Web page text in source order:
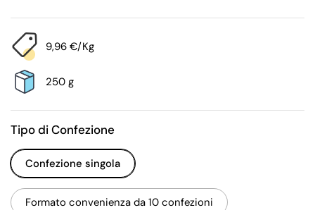
9,96 €/Kg
250 g
Tipo di Confezione
Confezione singola
Formato convenienza da 10 confezioni